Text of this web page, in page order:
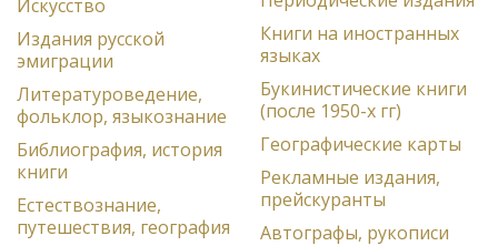
Искусство
Издания русской
эмиграции
Литературоведение,
фольклор, языкознание
Библиография, история
книги
Естествознание,
путешествия, география
Книги на иностранных
языках
Букинистические книги
(после 1950-х гг)
Географические карты
Рекламные издания,
прейскуранты
Автографы, рукописи